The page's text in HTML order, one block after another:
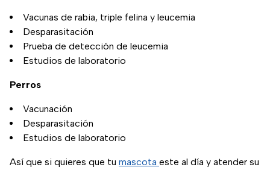
Vacunas de rabia, triple felina y leucemia
Desparasitación
Prueba de detección de leucemia
Estudios de laboratorio
Perros
Vacunación
Desparasitación
Estudios de laboratorio
Así que si quieres que tu mascota este al día y atender su